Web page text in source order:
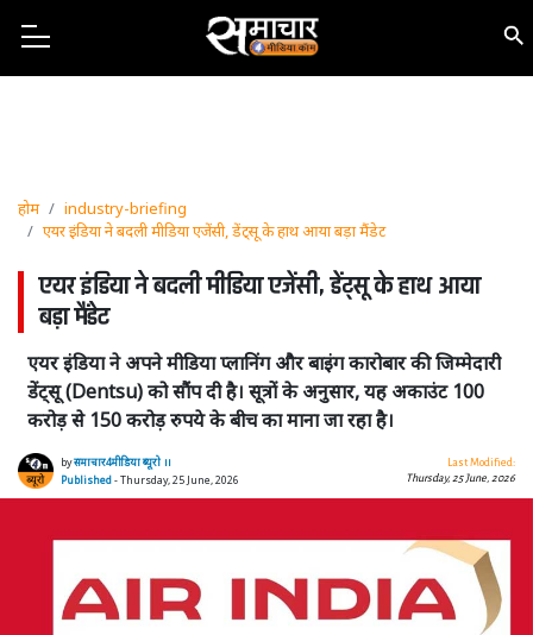
होम
industry-briefing
एयर इंडिया ने बदली मीडिया एजेंसी, डेंट्सू के हाथ आया बड़ा मैंडेट
एयर इंडिया ने बदली मीडिया एजेंसी, डेंट्सू के हाथ आया
बड़ा मैंडेट
एयर इंडिया ने अपने मीडिया प्लानिंग और बाइंग कारोबार की जिम्मेदारी
डेंट्सू (Dentsu) को सौंप दी है। सूत्रों के अनुसार, यह अकाउंट 100
करोड़ से 150 करोड़ रुपये के बीच का माना जा रहा है।
byसमाचार4मीडिया ब्यूरो ।।
Published- Thursday, 25 June, 2026
Last Modified:
Thursday, 25 June, 2026